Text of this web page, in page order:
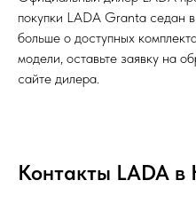
покупки LADA Granta седан
больше о доступных
модели, оставьте заявку на
сайте дилера.
Контакты LADA в